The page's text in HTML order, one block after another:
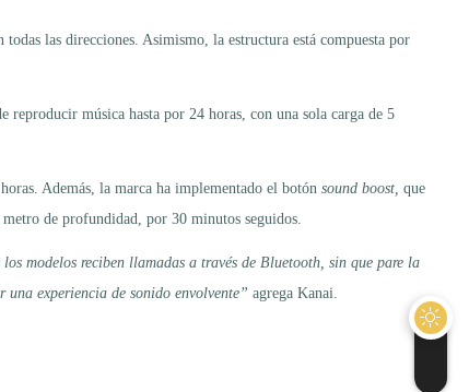
las direcciones. Asimismo, la estructura está compuesta por
música hasta por 24 horas, con una sola carga de 5
Además, la marca ha implementado el botón sound boost, que
de profundidad, por 30 minutos seguidos.
modelos reciben llamadas a través de Bluetooth, sin que pare la
experiencia de sonido envolvente” agrega Kanai.